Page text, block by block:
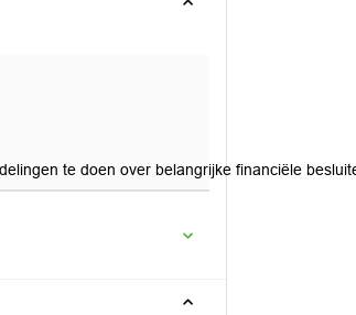
te doen over belangrijke financiële